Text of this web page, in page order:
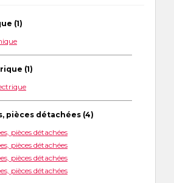
(1)
(1)
pièces détachées (4)
pièces détachées
pièces détachées
pièces détachées
pièces détachées